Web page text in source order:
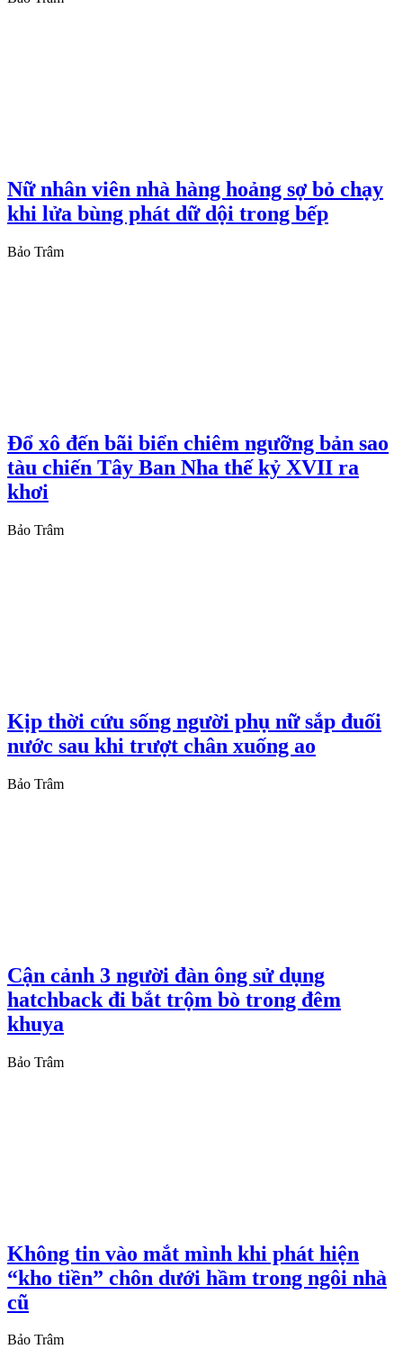
Nữ nhân viên nhà hàng hoảng sợ bỏ chạy
khi lửa bùng phát dữ dội trong bếp
Bảo Trâm
Đổ xô đến bãi biển chiêm ngưỡng bản sao
tàu chiến Tây Ban Nha thế kỷ XVII ra
khơi
Bảo Trâm
Kịp thời cứu sống người phụ nữ sắp đuối
nước sau khi trượt chân xuống ao
Bảo Trâm
Cận cảnh 3 người đàn ông sử dụng
hatchback đi bắt trộm bò trong đêm
khuya
Bảo Trâm
Không tin vào mắt mình khi phát hiện
“kho tiền” chôn dưới hầm trong ngôi nhà
cũ
Bảo Trâm